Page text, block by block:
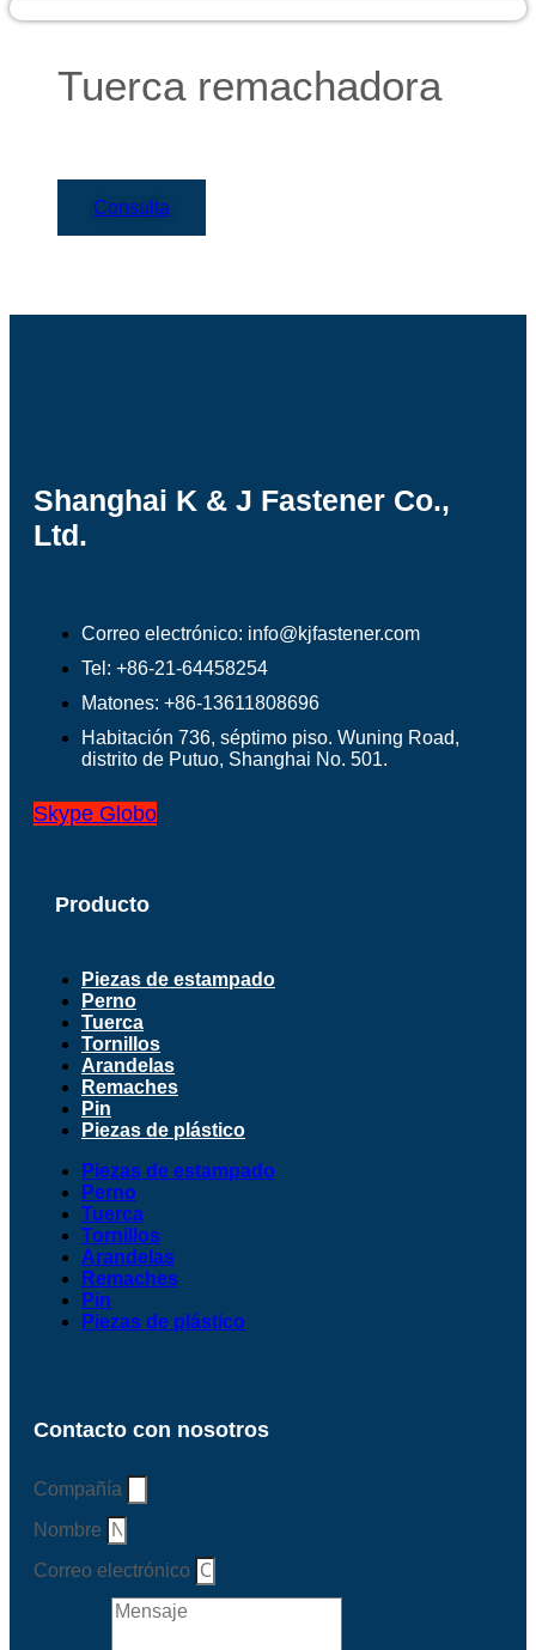
Tuerca remachadora
Consulta
Shanghai K & J Fastener Co.,
Ltd.
Correo electrónico: info@kjfastener.com
Tel: +86-21-64458254
Matones: +86-13611808696
Habitación 736, séptimo piso. Wuning Road,
distrito de Putuo, Shanghai No. 501.
Skype Globo
Producto
Piezas de estampado
Perno
Tuerca
Tornillos
Arandelas
Remaches
Pin
Piezas de plástico
Piezas de estampado
Perno
Tuerca
Tornillos
Arandelas
Remaches
Pin
Piezas de plástico
Contacto con nosotros
Compañía
Nombre
Correo electrónico